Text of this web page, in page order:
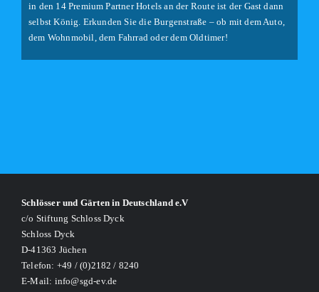
in den 14 Premium Partner Hotels an der Route ist der Gast dann
selbst König. Erkunden Sie die Burgenstraße – ob mit dem Auto,
dem Wohnmobil, dem Fahrrad oder dem Oldtimer!
Schlösser und Gärten in Deutschland e.V
c/o Stiftung Schloss Dyck
Schloss Dyck
D-41363 Jüchen
Telefon: +49 / (0)2182 / 8240
E-Mail: info@sgd-ev.de